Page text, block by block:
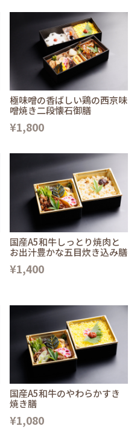
極味噌の香ばしい鶏の西京味
噌焼き二段懐石御膳
¥1,800
国産A5和牛しっとり焼肉と
お出汁豊かな五目炊き込み膳
¥1,400
国産A5和牛のやわらかすき
焼き膳
¥1,080